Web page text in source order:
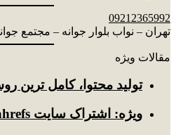
09212365992
تهران – نواب بلوار جوانه – مجتمع
مقالات ویژه
توليد محتوا، کامل ترین روش
ویژه: اشتراک سایت ahrefs رایگان شد